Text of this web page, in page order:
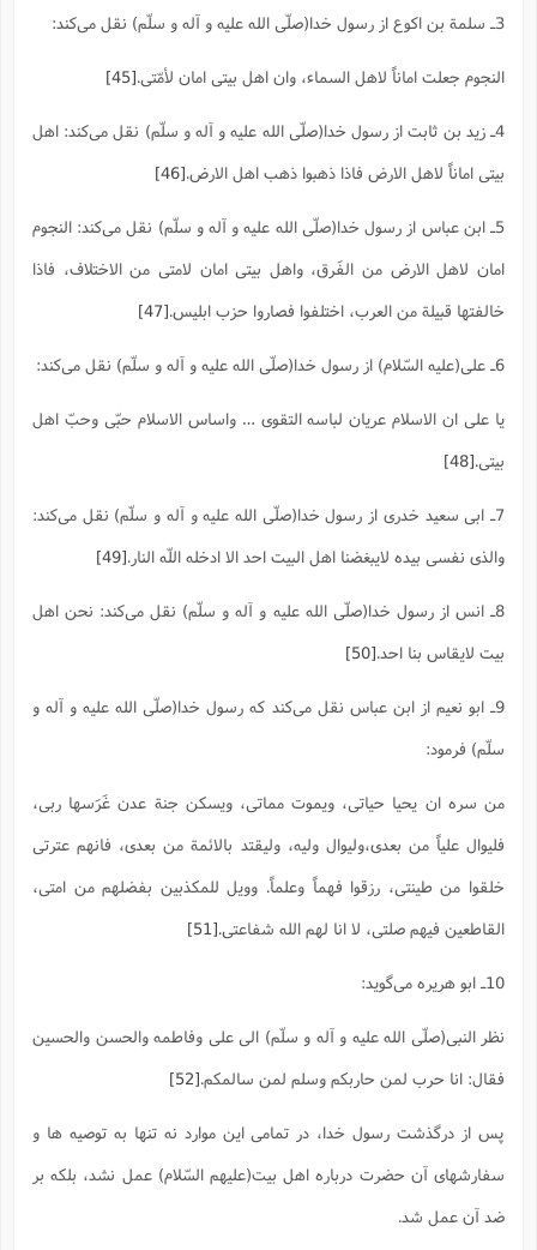
3ـ سلمة بن اکوع از رسول خدا(صلّی الله علیه و آله و سلّم) نقل می‌کند:
النجوم جعلت اماناً لاهل السماء، وان اهل بیتی امان لأمّتی.[45]
4ـ زید بن ثابت از رسول خدا(صلّی الله علیه و آله و سلّم) نقل می‌کند: اهل
بیتی اماناً لاهل الارض فاذا ذهبوا ذهب اهل الارض.[46]
5ـ ابن عباس از رسول خدا(صلّی الله علیه و آله و سلّم) نقل می‌کند: النجوم
امان لاهل الارض من الفَرق، واهل بیتی امان لامتی من الاختلاف، فاذا
خالفتها قبیلة من العرب، اختلفوا فصاروا حزب ابلیس.[47]
6ـ علی(علیه السّلام) از رسول خدا(صلّی الله علیه و آله و سلّم) نقل می‌کند:
یا علی ان الاسلام عریان لباسه التقوی … واساس الاسلام حبّی وحبّ اهل
بیتی.[48]
7ـ ابی سعید خدری از رسول خدا(صلّی الله علیه و آله و سلّم) نقل می‌کند:
والذی نفسی بیده لایبغضنا اهل البیت احد الا ادخله اللّه النار.[49]
8ـ انس از رسول خدا(صلّی الله علیه و آله و سلّم) نقل می‌کند: نحن اهل
بیت لایقاس بنا احد.[50]
9ـ ابو نعیم از ابن عباس نقل می‌کند که رسول خدا(صلّی الله علیه و آله و
سلّم) فرمود:
من سره ان یحیا حیاتی، ویموت مماتی، ویسکن جنة عدن غَرَسها ربی،
فلیوال علیاً من بعدی،ولیوال ولیه، ولیقتد بالائمة من بعدی، فانهم عترتی
خلقوا من طینتی، رزقوا فهماً وعلماً. وویل للمکذبین بفضلهم من امتی،
القاطعین فیهم صلتی، لا انا لهم الله شفاعتی.[51]
10ـ ابو هریره می‌گوید:
نظر النبی(صلّی الله علیه و آله و سلّم) الی علی وفاطمه والحسن والحسین
فقال: انا حرب لمن حاربکم وسلم لمن سالمکم.[52]
پس از درگذشت رسول خدا، در تمامی این موارد نه تنها به توصیه ها و
سفارشهای آن حضرت درباره اهل بیت(علیهم السّلام) عمل نشد، بلکه بر
ضد آن عمل شد.